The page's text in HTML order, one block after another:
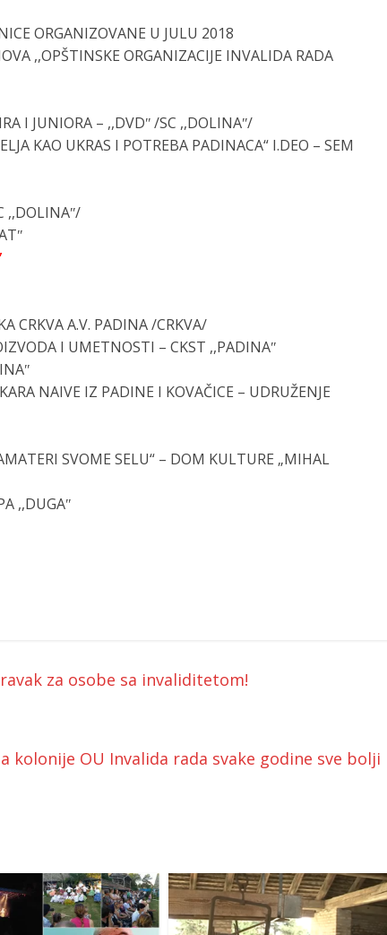
ORGANIZOVANE U JULU 2018
,,OPŠTINSKE ORGANIZACIJE INVALIDA RADA
I JUNIORA – ,,DVDʺ/SC ,,DOLINAʺ/
KAO UKRAS I POTREBA PADINACA“ I.DEO – SEM
,,DOLINAʺ/
CRKVA A.V. PADINA/CRKVA/
I UMETNOSTI – CKST ,,PADINAʺ
NAIVE IZ PADINE I KOVAČICE – UDRUŽENJE
SVOME SELU“ – DOM KULTURE „MIHAL
,,DUGAʺ
za osobe sa invaliditetom!
kolonije OU Invalida rada svake godine sve bolji